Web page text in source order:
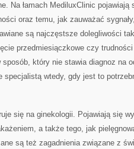
Na łamach MediluxClinic pojawiają
oraz temu, jak zauważać
są najczęstsze dolegliwości
przedmiesiączkowe czy
który nie stawia diagnoz na
specjalistą wtedy, gdy jest to
się na ginekologii. Pojawiają się
a także tego, jak
są też zagadnienia związane z